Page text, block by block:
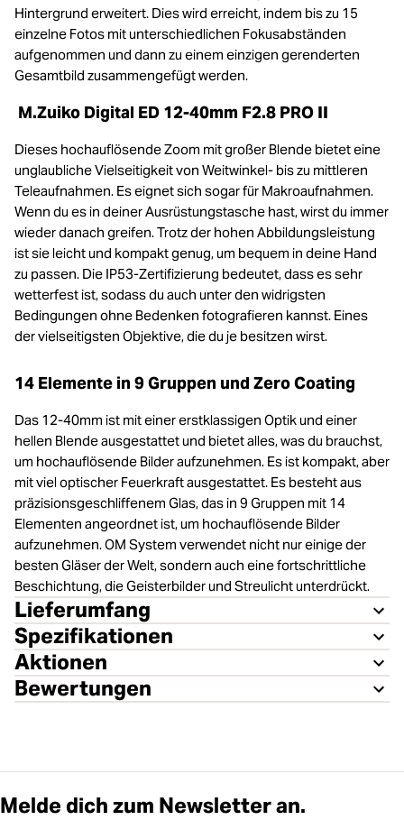
Hintergrund erweitert. Dies wird erreicht, indem bis zu 15
einzelne Fotos mit unterschiedlichen Fokusabständen
aufgenommen und dann zu einem einzigen gerenderten
Gesamtbild zusammengefügt werden.
M.Zuiko Digital ED 12‑40mm F2.8 PRO II
Dieses hochauflösende Zoom mit großer Blende bietet eine
unglaubliche Vielseitigkeit von Weitwinkel- bis zu mittleren
Teleaufnahmen. Es eignet sich sogar für Makroaufnahmen.
Wenn du es in deiner Ausrüstungstasche hast, wirst du immer
wieder danach greifen. Trotz der hohen Abbildungsleistung
ist sie leicht und kompakt genug, um bequem in deine Hand
zu passen. Die IP53-Zertifizierung bedeutet, dass es sehr
wetterfest ist, sodass du auch unter den widrigsten
Bedingungen ohne Bedenken fotografieren kannst. Eines
der vielseitigsten Objektive, die du je besitzen wirst.
14 Elemente in 9 Gruppen und Zero Coating
Das 12‑40mm ist mit einer erstklassigen Optik und einer
hellen Blende ausgestattet und bietet alles, was du brauchst,
um hochauflösende Bilder aufzunehmen. Es ist kompakt, aber
mit viel optischer Feuerkraft ausgestattet. Es besteht aus
präzisionsgeschliffenem Glas, das in 9 Gruppen mit 14
Elementen angeordnet ist, um hochauflösende Bilder
aufzunehmen. OM System verwendet nicht nur einige der
besten Gläser der Welt, sondern auch eine fortschrittliche
Beschichtung, die Geisterbilder und Streulicht unterdrückt.
Lieferumfang
Spezifikationen
Aktionen
Bewertungen
Melde dich zum Newsletter an.